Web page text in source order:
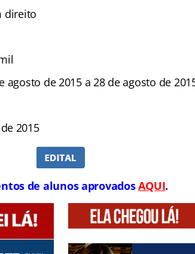
direito
agosto de 2015 a 28 de agosto de
2015
de alunos aprovadosAQUI.